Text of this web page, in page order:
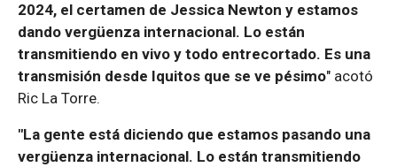
2024, el certamen de Jessica Newton y estamos
dando vergüenza internacional. Lo están
transmitiendo en vivo y todo entrecortado. Es una
transmisión desde Iquitos que se ve pésimo" acotó
Ric La Torre.
"La gente está diciendo que estamos pasando una
vergüenza internacional. Lo están transmitiendo